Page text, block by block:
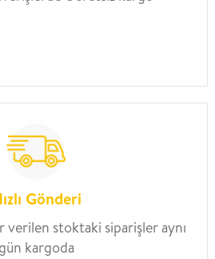
Gönderi
verilen stoktaki siparişler aynı
gün kargoda